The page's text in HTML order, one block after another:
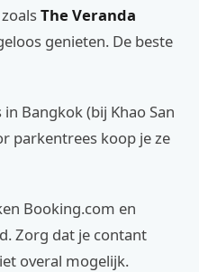
The Veranda
genieten. De beste
Bangkok (bij Khao San
parkentrees koop je ze
Booking.com en
Zorg dat je contant
overal mogelijk.